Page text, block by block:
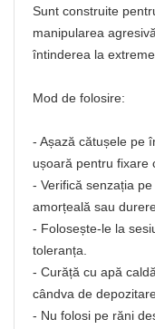
Sunt construite
manipularea
întinderea la
Mod de folosire:
- Așază cătușele pe
ușoară pentru fixare
- Verifică senzația
amorțeală sau
- Folosește-le la
toleranța.
- Curăță cu apă
cândva de
- Nu folosi pe răni